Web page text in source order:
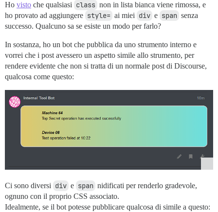
Ho visto che qualsiasi class non in lista bianca viene rimossa, e
ho provato ad aggiungere style= ai miei div e span senza
successo. Qualcuno sa se esiste un modo per farlo?
In sostanza, ho un bot che pubblica da uno strumento interno e
vorrei che i post avessero un aspetto simile allo strumento, per
rendere evidente che non si tratta di un normale post di Discourse,
qualcosa come questo:
Ci sono diversi div e span nidificati per renderlo gradevole,
ognuno con il proprio CSS associato.
Idealmente, se il bot potesse pubblicare qualcosa di simile a questo: